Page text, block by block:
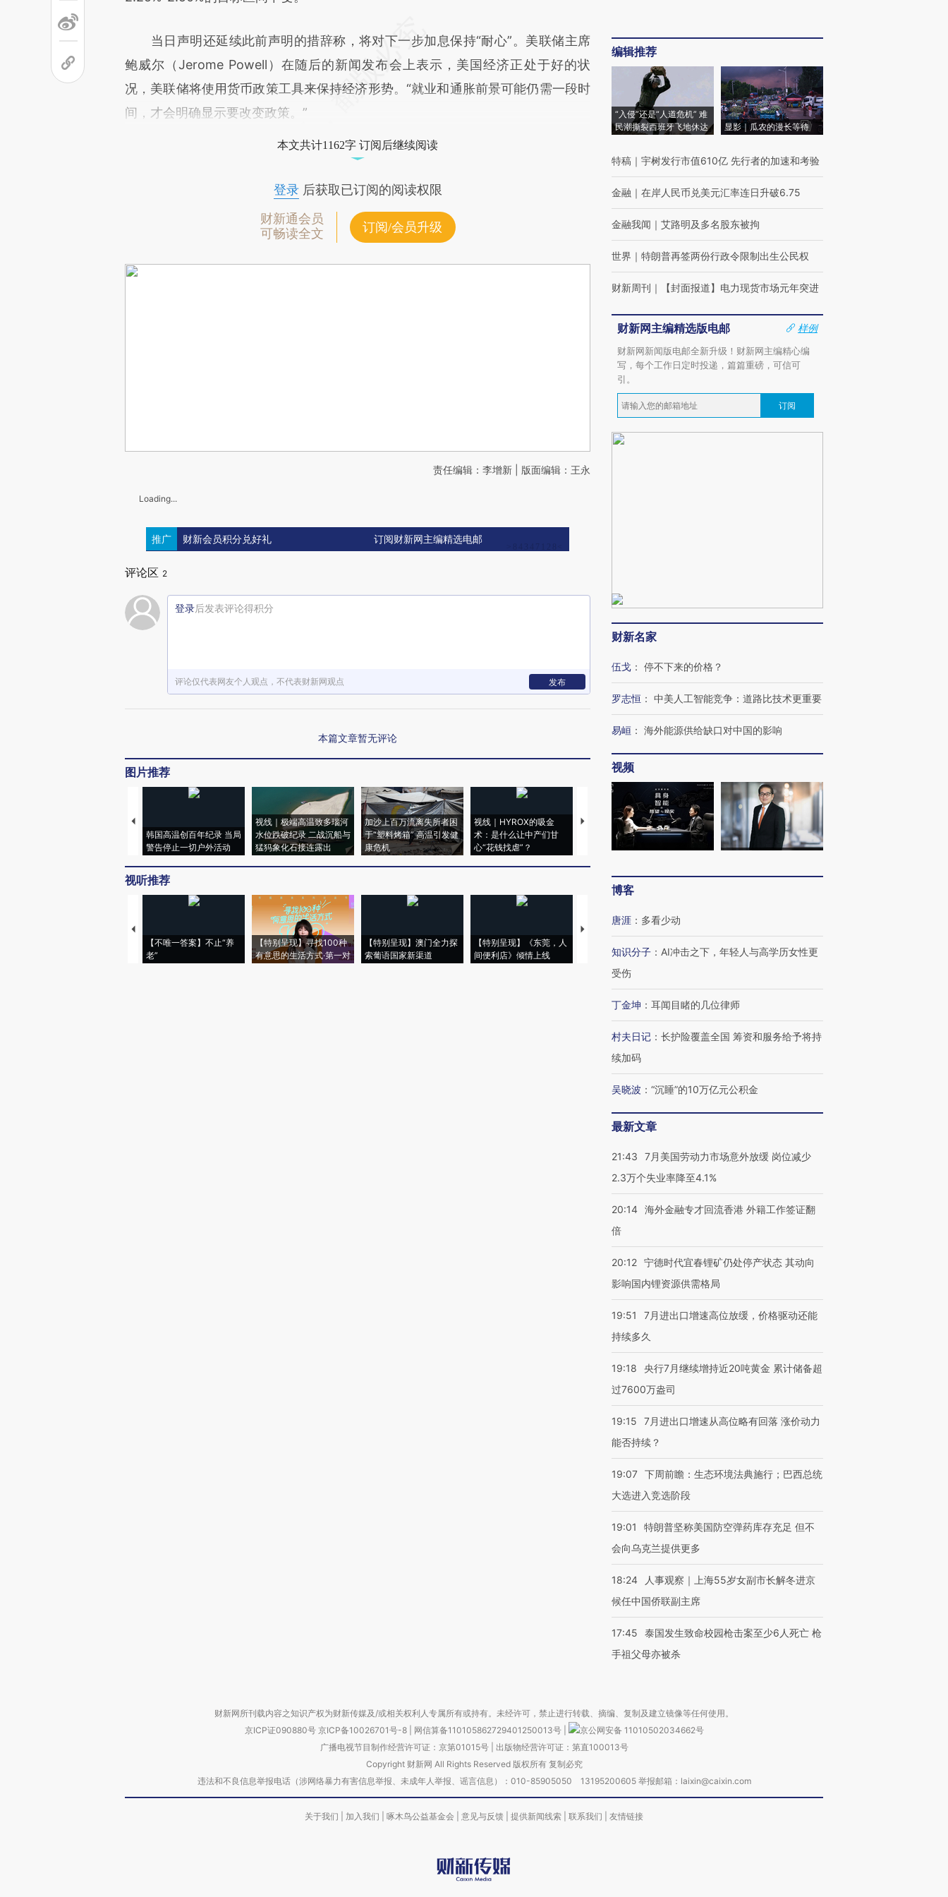
当日声明还延续此前声明的措辞称，将对下一步加息保持“耐心”。美联储主席
鲍威尔（Jerome Powell）在随后的新闻发布会上表示，美国经济正处于好的状
况，美联储将使用货币政策工具来保持经济形势。“就业和通胀前景可能仍需一段时
间，才会明确显示要改变政策。”
本文共计1162字 订阅后继续阅读
登录后获取已订阅的阅读权限
财新通会员
可畅读全文
订阅/会员升级
责任编辑：李增新 | 版面编辑：王永
Loading...
推广 财新会员积分兑好礼 订阅财新网主编精选电邮
评论区 2
登录后发表评论得积分
评论仅代表网友个人观点，不代表财新网观点 发布
本篇文章暂无评论
图片推荐
韩国高温创百年纪录 当局
警告停止一切户外活动
视线｜极端高温致多瑙河
水位跌破纪录 二战沉船与
猛犸象化石接连露出
加沙上百万流离失所者困
于“塑料烤箱” 高温引发健
康危机
视线｜HYROX的吸金
术：是什么让中产们甘
心“花钱找虐”？
马航飞行员跨国走私7万
粒摇头丸 尿检体内含3种
视线｜被称为“蟑螂”的印
度Z世代 用街头抗争将教
育部长拱下台
视线｜“入侵”还是“人道危
机”？难民潮撕裂西班牙
飞地休达
视听推荐
【不唯一答案】不止“养
老”
【特别呈现】寻找100种
有意思的生活方式·第一对
【特别呈现】澳门全力探
索葡语国家新渠道
【特别呈现】《东莞，人
间便利店》倾情上线
【推广】走进第四届链博
有意思的生活方式·第三对
住三大增长引擎是什么？
编辑推荐
“入侵”还是“人道危机” 难
民潮撕裂西班牙飞地休达
显影｜瓜农的漫长等待
特稿 ｜ 宇树发行市值610亿 先行者的加速和考验
金融 ｜ 在岸人民币兑美元汇率连日升破6.75
金融我闻 ｜ 艾路明及多名股东被拘
世界 ｜ 特朗普再签两份行政令限制出生公民权
财新周刊 ｜ 【封面报道】电力现货市场元年突进
财新网主编精选版电邮
样例
财新网新闻版电邮全新升级！财新网主编精心编
写，每个工作日定时投递，篇篇重磅，可信可
引。
订阅
财新名家
伍戈 ： 停不下来的价格？
罗志恒 ： 中美人工智能竞争：道路比技术更重要
易峘 ： 海外能源供给缺口对中国的影响
视频
博客
唐涯 ： 多看少动
知识分子 ： AI冲击之下，年轻人与高学历女性更
受伤
丁金坤 ： 耳闻目睹的几位律师
村夫日记 ： 长护险覆盖全国 筹资和服务给予将持
续加码
吴晓波 ： “沉睡”的10万亿元公积金
最新文章
21:43
7月美国劳动力市场意外放缓 岗位减少
2.3万个失业率降至4.1%
20:14 海外金融专才回流香港 外籍工作签证翻
倍
20:12 宁德时代宜春锂矿仍处停产状态 其动向
影响国内锂资源供需格局
19:51
7月进出口增速高位放缓，价格驱动还能
持续多久
19:18
央行7月继续增持近20吨黄金 累计储备超
过7600万盎司
19:15
7月进出口增速从高位略有回落 涨价动力
能否持续？
19:07 下周前瞻：生态环境法典施行；巴西总统
大选进入竞选阶段
19:01
特朗普坚称美国防空弹药库存充足 但不
会向乌克兰提供更多
18:24
人事观察｜上海55岁女副市长解冬进京
候任中国侨联副主席
17:45
泰国发生致命校园枪击案至少6人死亡 枪
手祖父母亦被杀
财新网所刊载内容之知识产权为财新传媒及/或相关权利人专属所有或持有。未经许可，禁止进行转载、摘编、复制及建立镜像等任何使用。
京ICP证090880号 京ICP备10026701号-8 网信算备110105862729401250013号
京公网安备 11010502034662号
广播电视节目制作经营许可证：京第01015号| 出版物经营许可证：第直100013号
Copyright 财新网 All Rights Reserved 版权所有 复制必究
违法和不良信息举报电话（涉网络暴力有害信息举报、未成年人举报、谣言信息）：010-85905050 13195200605 举报邮箱：laixin@caixin.com
关于我们 加入我们 啄木鸟公益基金会 意见与反馈 提供新闻线索 联系我们 友情链接